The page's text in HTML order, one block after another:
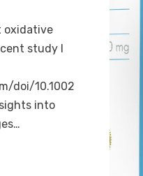
oxidative
study I
doi/10.1002
into